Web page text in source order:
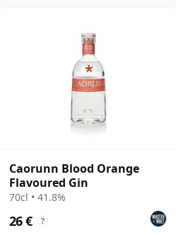
Caorunn Blood Orange
Flavoured Gin
70cl • 41.8%
26 € ?